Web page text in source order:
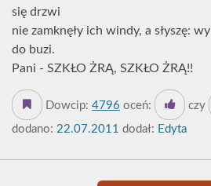
się drzwi
nie zamknęły ich windy, a słyszę:
do buzi.
Pani - SZKŁO ŻRĄ, SZKŁO ŻRĄ!!
Dowcip: 4796 oceń: czy
dodano: 22.07.2011 dodał: Edyta